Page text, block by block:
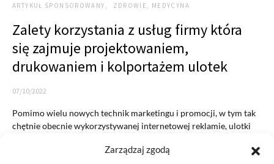
Zarządzaj zgodą
ARTYKUŁ SPONSOROWANY ZDROWIE, MEDYCYNA
Zalety korzystania z usług firmy która
się zajmuje projektowaniem,
drukowaniem i kolportażem ulotek
07/10/2022
Pomimo wielu nowych technik marketingu i promocji, w tym tak
chętnie obecnie wykorzystywanej internetowej reklamie, ulotki